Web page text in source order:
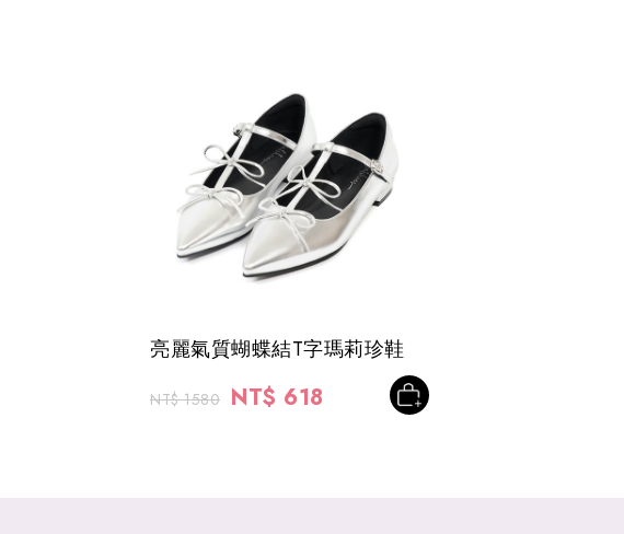
亮麗氣質蝴蝶結T字瑪莉珍鞋
NT$ 1580 NT$ 618